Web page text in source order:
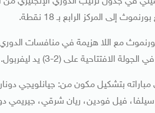
إلى المركز الرابع بـ 18 نقطة.
الافتتاحية على (2-3) يد ليفربول.
بتشكيل مكون من: جيانلويجي
سيلفا، فيل فودين، ريان شرقي، جيريمي